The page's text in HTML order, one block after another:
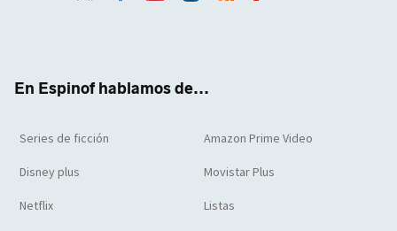
En Espinof hablamos de...
Series de ficción Amazon Prime Video
Disney plus Movistar Plus
Netflix Listas